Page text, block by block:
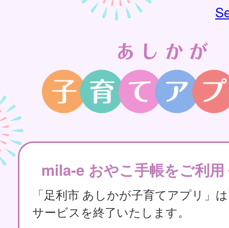
mila-e おやこ手帳をご利
「足利市 あしかが子育てアプリ」
サービスを終了いたします。